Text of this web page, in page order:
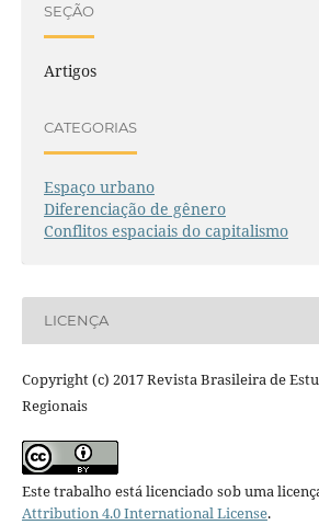
SEÇÃO
Artigos
CATEGORIAS
Espaço urbano
Diferenciação de gênero
Conflitos espaciais do capitalismo
LICENÇA
Copyright (c) 2017 Revista Brasileira de
Regionais
Este trabalho está licenciado sob uma
Attribution 4.0 International License.